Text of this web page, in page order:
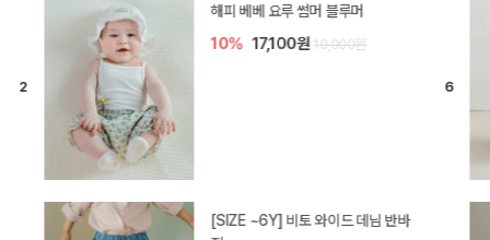
듀이 아기 바지
10% 17,100원 19,000원
[SIZE ~6Y] 라핀 카프리 팬츠